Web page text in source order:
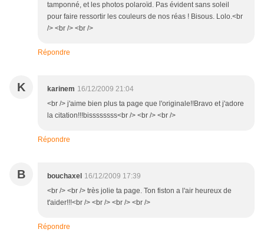
tamponné, et les photos polaroïd. Pas évident sans soleil
pour faire ressortir les couleurs de nos réas ! Bisous. Lolo.<br
/> <br /> <br />
Répondre
K karinem 16/12/2009 21:04
<br /> j'aime bien plus ta page que l'originale!!Bravo et j'adore
la citation!!!bissssssss<br /> <br /> <br />
Répondre
B bouchaxel 16/12/2009 17:39
<br /> <br /> très jolie ta page. Ton fiston a l'air heureux de
t'aider!!!<br /> <br /> <br /> <br />
Répondre